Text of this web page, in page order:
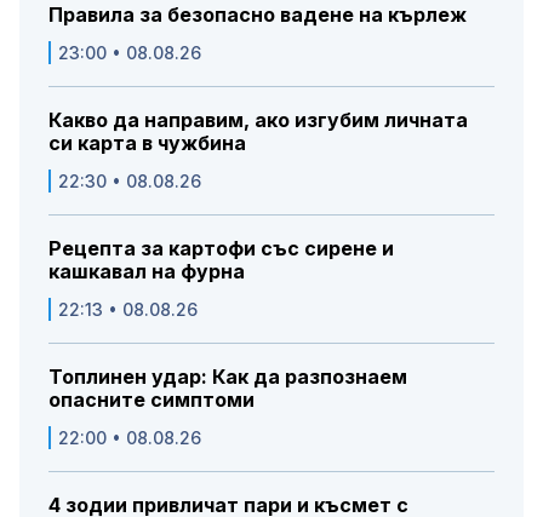
Правила за безопасно вадене на кърлеж
23:00 • 08.08.26
Какво да направим, ако изгубим личната
си карта в чужбина
22:30 • 08.08.26
Рецепта за картофи със сирене и
кашкавал на фурна
22:13 • 08.08.26
Топлинен удар: Как да разпознаем
опасните симптоми
22:00 • 08.08.26
4 зодии привличат пари и късмет с